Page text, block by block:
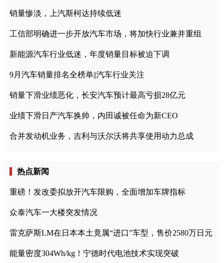
销量惨淡，上汽斯柯达持续低迷
工信部明确进一步开放汽车市场，将加快行业兼并重组
新能源汽车行业低迷，年度销量目标被迫下调
9月汽车销量排名全榜单||汽车行业关注
销量下滑业绩恶化，长安汽车预计最高亏损28亿元
业绩下滑日产汽车换帅，内田诚被任命为新CEO
合并发动机业务，吉利与沃尔沃将共享使用动力总成
热点新闻
重磅！发改委拟放开汽车限购，全面增加车牌指标
众泰汽车一大楼突发情况
雷克萨斯LM在日本本土竟属“进口”车型，售价2580万日元
能量密度304Wh/kg！宁德时代电池技术实现突破